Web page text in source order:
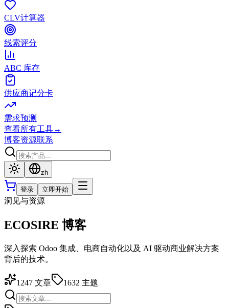
CLV计算器
线索评分
ABC 库存
供应商记分卡
需求预测
查看所有工具→
博客资源联系
zh
登录 立即开始
洞见与资源
ECOSIRE 博客
深入探索 Odoo 集成、电商自动化以及 AI 驱动商业解决方案
背后的技术。
1247 文章 1632 主题